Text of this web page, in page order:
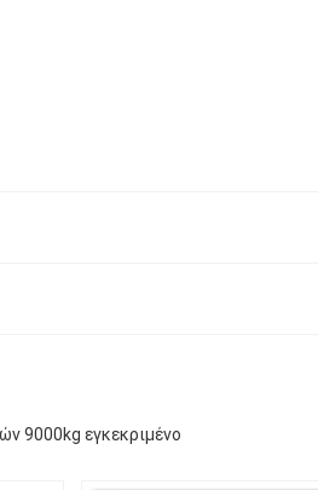
9000kg εγκεκριμένο